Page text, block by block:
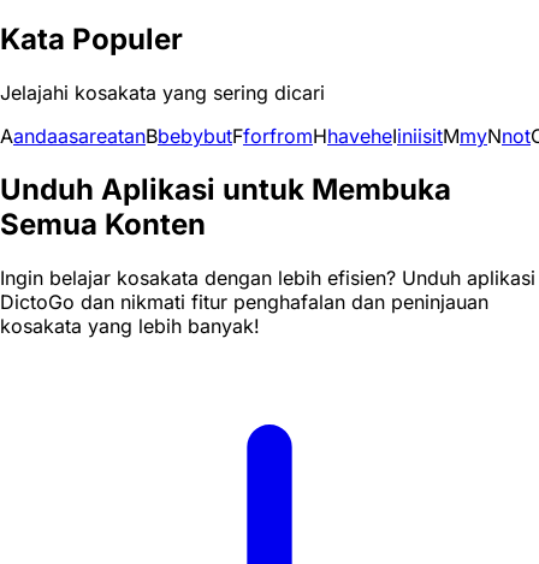
Kata Populer
Jelajahi kosakata yang sering dicari
AandaasareatanBbebybutFforfromHhaveheIiniisitMmyNnot
Unduh Aplikasi untuk Membuka
Semua Konten
Ingin belajar kosakata dengan lebih efisien? Unduh aplikasi
DictoGo dan nikmati fitur penghafalan dan peninjauan
kosakata yang lebih banyak!